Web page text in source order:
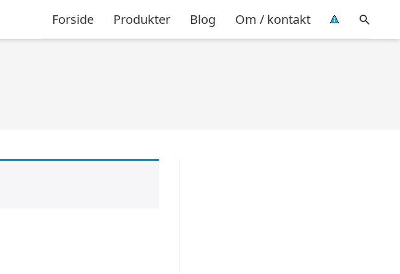
Forside Produkter Blog Om / kontakt